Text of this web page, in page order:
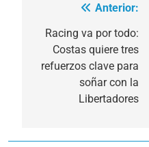
Navegación
de
entradas
Anterior:
Racing va por todo:
Costas quiere tres
refuerzos clave para
soñar con la
Libertadores